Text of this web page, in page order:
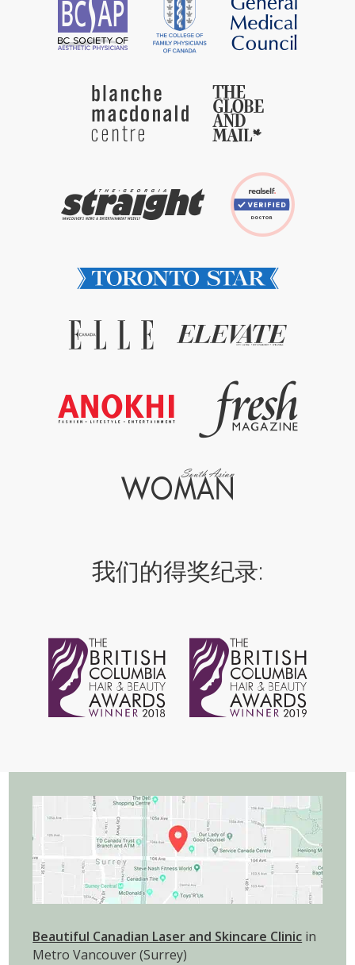
我们的得奖纪录:
Beautiful Canadian Laser and Skincare Clinic in
Metro Vancouver (Surrey)